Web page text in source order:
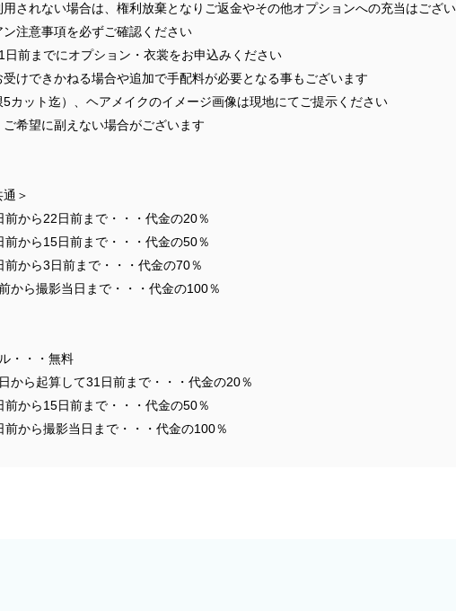
用されない場合は、権利放棄となりご返金やその他オプションへの充当はござ
ン注意事項を必ずご確認ください
日前までにオプション・衣裳をお申込みください
けできかねる場合や追加で手配料が必要となる事もございます
5カット迄）、ヘアメイクのイメージ画像は現地にてご提示ください
希望に副えない場合がございます
＞
から22日前まで・・・代金の20％
から15日前まで・・・代金の50％
から3日前まで・・・代金の70％
から撮影当日まで・・・代金の100％
・・・無料
から起算して31日前まで・・・代金の20％
から15日前まで・・・代金の50％
から撮影当日まで・・・代金の100％